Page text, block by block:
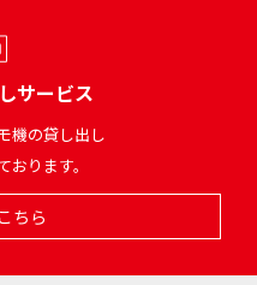
サービス
機の貸し出し
おります。
ちら